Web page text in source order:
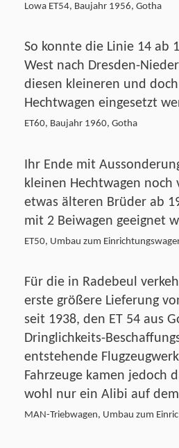
Lowa ET54, Baujahr 1956, Gotha
So konnte die Linie 14 ab
West nach Dresden-
diesen kleineren und
Hechtwagen eingesetzt
ET60, Baujahr 1960, Gotha
Ihr Ende mit
kleinen Hechtwagen
etwas älteren Brüder ab
mit 2 Beiwagen geeignet
ET50, Umbau zum
Für die in Radebeul
erste größere Lieferung
seit 1938, den ET 54 aus
Dringlichkeits-
entstehende
Fahrzeuge kamen jedoch
wohl nur ein Alibi auf
MAN-Triebwagen, Umbau zum